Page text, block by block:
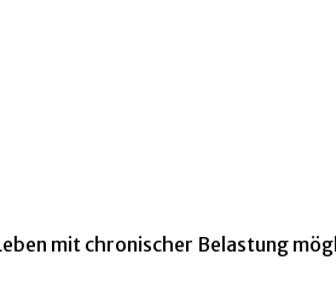
mit chronischer Belastung